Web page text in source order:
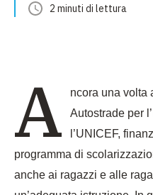
2 minuti di lettura
A
ncora una volta
Autostrade per
l’UNICEF,
programma di
anche ai ragazzi e alle